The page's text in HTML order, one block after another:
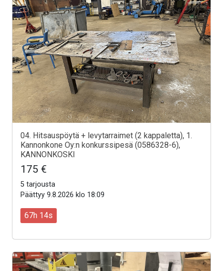
04. Hitsauspöytä + levytarraimet (2 kappaletta), 1.
Kannonkone Oy:n konkurssipesä (0586328-6),
KANNONKOSKI
175 €
5 tarjousta
Päättyy 9.8.2026 klo 18:09
67h 12s